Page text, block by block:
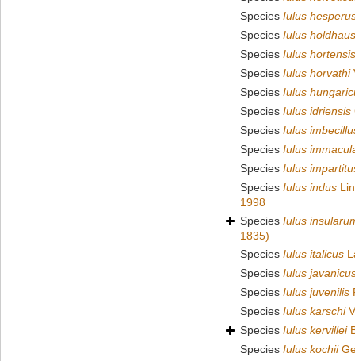
Species Iulus
Species Iulus
Species Iulus hortensis
Species Iulus horvathi
Species Iulus
Species Iulus idriensis
Species Iulus
Species Iulus
Species Iulus
Species Iulus indus
1998
Species Iulus
1835)
Species Iulus italicus
Species Iulus
Species Iulus juvenilis
Species Iulus karschi
Species Iulus kervillei
Species Iulus kochii